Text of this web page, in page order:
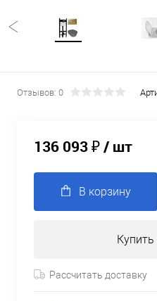
Отзывов: 0
136 093 ₽/ шт
В корзину
Купить
Рассчитать доставку